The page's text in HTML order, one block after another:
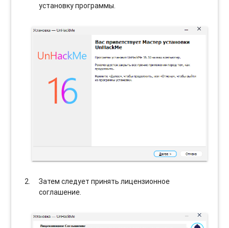
установку программы.
Затем следует принять лицензионное
соглашение.